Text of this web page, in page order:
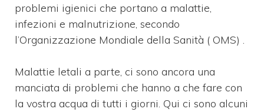
problemi igienici che portano a malattie,
infezioni e malnutrizione, secondo
l’Organizzazione Mondiale della Sanità ( OMS) .
Malattie letali a parte, ci sono ancora una
manciata di problemi che hanno a che fare con
la vostra acqua di tutti i giorni. Qui ci sono alcuni